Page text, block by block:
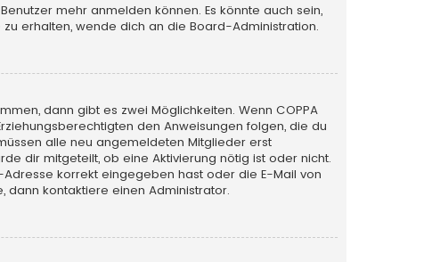
mehr anmelden können. Es könnte auch sein,
erhalten, wende dich an die Board-Administration.
dann gibt es zwei Möglichkeiten. Wenn COPPA
den Anweisungen folgen, die du
alle neu angemeldeten Mitglieder erst
dir mitgeteilt, ob eine Aktivierung nötig ist oder nicht.
korrekt eingegeben hast oder die E-Mail von
kontaktiere einen Administrator.